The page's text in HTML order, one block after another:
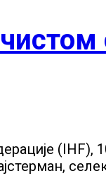
(IHF),